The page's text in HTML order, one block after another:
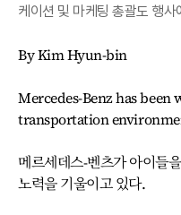
케이션 및 마케팅 총괄도 행사
By Kim Hyun-bin
Mercedes-Benz has been
transportation
메르세데스-벤츠가 아이들
노력을 기울이고 있다.